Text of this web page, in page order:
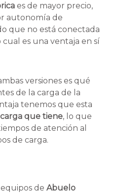
es de mayor precio,
autonomía de
que no está conectada
cual es una ventaja en sí
versiones es qué
de la carga de la
tenemos que esta
que tiene, lo que
de atención al
de carga.
de Abuelo